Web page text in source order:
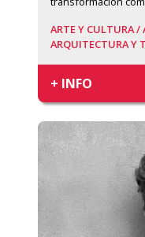
ARTE Y CULTURA /
ARQUITECTURA Y
+ INFO